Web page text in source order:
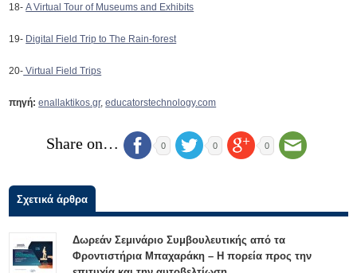
18-A Virtual Tour of Museums and Exhibits
19- Digital Field Trip to The Rain-forest
20- Virtual Field Trips
πηγή: enallaktikos.gr,educatorstechnology.com
Share on… 0 0 0
Σχετικά άρθρα
Δωρεάν Σεμινάριο Συμβουλευτικής από τα
Φροντιστήρια Μπαχαράκη – Η πορεία προς την